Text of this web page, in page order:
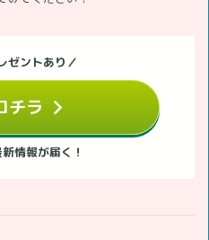
ゼントあり／
チラ
情報が届く！